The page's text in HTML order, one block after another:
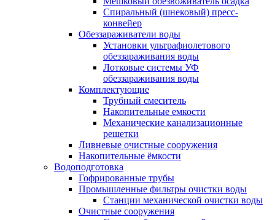
Спиральный (шнековый) пресс-
конвейер
Обеззараживатели воды
Установки ультрафиолетового
обеззараживания воды
Лотковые системы УФ
обеззараживания воды
Комплектующие
Трубный смеситель
Накопительные емкости
Механические канализационные
решетки
Ливневые очистные сооружения
Накопительные ёмкости
Водоподготовка
Гофрированные трубы
Промышленные фильтры очистки воды
Станции механической очистки воды
Очистные сооружения